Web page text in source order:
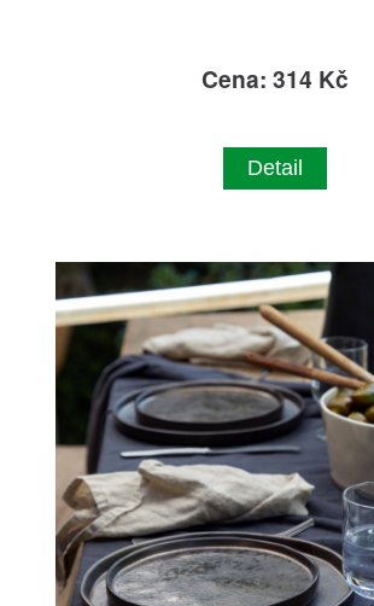
Cena: 314 Kč
Detail